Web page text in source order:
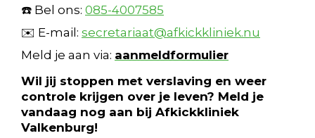
☎️ Bel ons: 085-4007585
✉️ E-mail: secretariaat@afkickkliniek.nu
Meld je aan via: aanmeldformulier
Wil jij stoppen met verslaving en weer
controle krijgen over je leven? Meld je
vandaag nog aan bij Afkickkliniek
Valkenburg!